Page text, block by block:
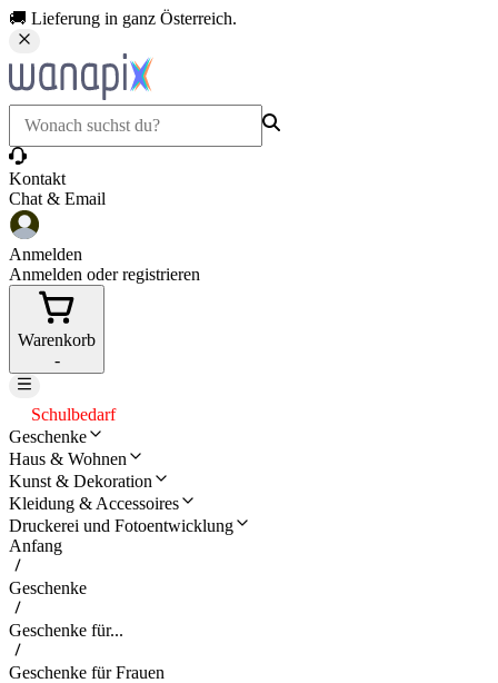
🚚 Lieferung in ganz Österreich.
Kontakt
Chat & Email
Anmelden
Anmelden oder registrieren
Warenkorb
-
Schulbedarf
Geschenke
Haus & Wohnen
Kunst & Dekoration
Kleidung & Accessoires
Druckerei und Fotoentwicklung
Anfang
Geschenke
Geschenke für...
Geschenke für Frauen